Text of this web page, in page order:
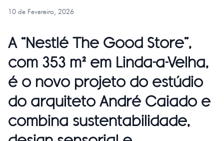
10 de Fevereiro, 2026
A “Nestlé The Good Store”,
com 353 m² em Linda-a-Velha,
é o novo projeto do estúdio
do arquiteto André Caiado e
combina sustentabilidade,